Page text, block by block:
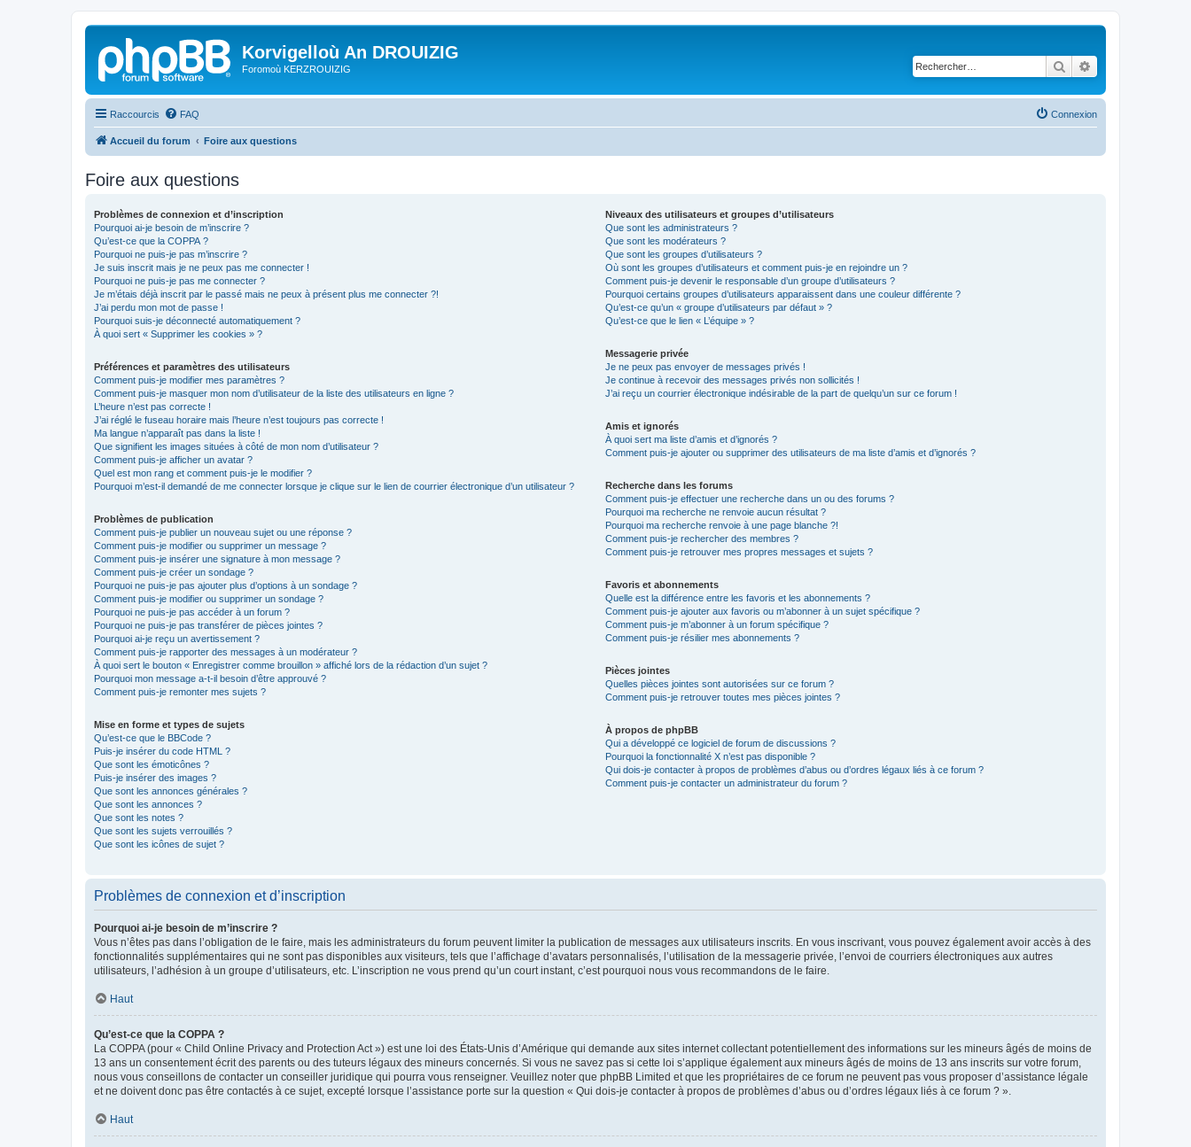
Korvigelloù An DROUIZIG
Foromoù KERZROUIZIG Rechercher
Raccourcis FAQ Connexion
Accueil du forum Foire aux questions
Foire aux questions
Problèmes de connexion et d’inscription
Pourquoi ai-je besoin de m’inscrire ?
Qu’est-ce que la COPPA ?
Pourquoi ne puis-je pas m’inscrire ?
Je suis inscrit mais je ne peux pas me connecter !
Pourquoi ne puis-je pas me connecter ?
Je m’étais déjà inscrit par le passé mais ne peux à présent plus me connecter ?!
J’ai perdu mon mot de passe !
Pourquoi suis-je déconnecté automatiquement ?
À quoi sert « Supprimer les cookies » ?
Préférences et paramètres des utilisateurs
Comment puis-je modifier mes paramètres ?
Comment puis-je masquer mon nom d’utilisateur de la liste des utilisateurs en ligne ?
L’heure n’est pas correcte !
J’ai réglé le fuseau horaire mais l’heure n’est toujours pas correcte !
Ma langue n’apparaît pas dans la liste !
Que signifient les images situées à côté de mon nom d’utilisateur ?
Comment puis-je afficher un avatar ?
Quel est mon rang et comment puis-je le modifier ?
Pourquoi m’est-il demandé de me connecter lorsque je clique sur le lien de courrier électronique d’un utilisateur ?
Problèmes de publication
Comment puis-je publier un nouveau sujet ou une réponse ?
Comment puis-je modifier ou supprimer un message ?
Comment puis-je insérer une signature à mon message ?
Comment puis-je créer un sondage ?
Pourquoi ne puis-je pas ajouter plus d’options à un sondage ?
Comment puis-je modifier ou supprimer un sondage ?
Pourquoi ne puis-je pas accéder à un forum ?
Pourquoi ne puis-je pas transférer de pièces jointes ?
Pourquoi ai-je reçu un avertissement ?
Comment puis-je rapporter des messages à un modérateur ?
À quoi sert le bouton « Enregistrer comme brouillon » affiché lors de la rédaction d’un sujet ?
Pourquoi mon message a-t-il besoin d’être approuvé ?
Comment puis-je remonter mes sujets ?
Mise en forme et types de sujets
Qu’est-ce que le BBCode ?
Puis-je insérer du code HTML ?
Que sont les émoticônes ?
Puis-je insérer des images ?
Que sont les annonces générales ?
Que sont les annonces ?
Que sont les notes ?
Que sont les sujets verrouillés ?
Que sont les icônes de sujet ?
Niveaux des utilisateurs et groupes d’utilisateurs
Que sont les administrateurs ?
Que sont les modérateurs ?
Que sont les groupes d’utilisateurs ?
Où sont les groupes d’utilisateurs et comment puis-je en rejoindre un ?
Comment puis-je devenir le responsable d’un groupe d’utilisateurs ?
Pourquoi certains groupes d’utilisateurs apparaissent dans une couleur différente ?
Qu’est-ce qu’un « groupe d’utilisateurs par défaut » ?
Qu’est-ce que le lien « L’équipe » ?
Messagerie privée
Je ne peux pas envoyer de messages privés !
Je continue à recevoir des messages privés non sollicités !
J’ai reçu un courrier électronique indésirable de la part de quelqu’un sur ce forum !
Amis et ignorés
À quoi sert ma liste d’amis et d’ignorés ?
Comment puis-je ajouter ou supprimer des utilisateurs de ma liste d’amis et d’ignorés ?
Recherche dans les forums
Comment puis-je effectuer une recherche dans un ou des forums ?
Pourquoi ma recherche ne renvoie aucun résultat ?
Pourquoi ma recherche renvoie à une page blanche ?!
Comment puis-je rechercher des membres ?
Comment puis-je retrouver mes propres messages et sujets ?
Favoris et abonnements
Quelle est la différence entre les favoris et les abonnements ?
Comment puis-je ajouter aux favoris ou m’abonner à un sujet spécifique ?
Comment puis-je m’abonner à un forum spécifique ?
Comment puis-je résilier mes abonnements ?
Pièces jointes
Quelles pièces jointes sont autorisées sur ce forum ?
Comment puis-je retrouver toutes mes pièces jointes ?
À propos de phpBB
Qui a développé ce logiciel de forum de discussions ?
Pourquoi la fonctionnalité X n’est pas disponible ?
Qui dois-je contacter à propos de problèmes d’abus ou d’ordres légaux liés à ce forum ?
Comment puis-je contacter un administrateur du forum ?
Problèmes de connexion et d’inscription
Pourquoi ai-je besoin de m’inscrire ?
Vous n’êtes pas dans l’obligation de le faire, mais les administrateurs du forum peuvent limiter la publication de messages aux utilisateurs inscrits. En vous inscrivant, vous pouvez également avoir accès à des
fonctionnalités supplémentaires qui ne sont pas disponibles aux visiteurs, tels que l’affichage d’avatars personnalisés, l’utilisation de la messagerie privée, l’envoi de courriers électroniques aux autres
utilisateurs, l’adhésion à un groupe d’utilisateurs, etc. L’inscription ne vous prend qu’un court instant, c’est pourquoi nous vous recommandons de le faire.
Haut
Qu’est-ce que la COPPA ?
La COPPA (pour « Child Online Privacy and Protection Act ») est une loi des États-Unis d’Amérique qui demande aux sites internet collectant potentiellement des informations sur les mineurs âgés de moins de
13 ans un consentement écrit des parents ou des tuteurs légaux des mineurs concernés. Si vous ne savez pas si cette loi s’applique également aux mineurs âgés de moins de 13 ans inscrits sur votre forum,
nous vous conseillons de contacter un conseiller juridique qui pourra vous renseigner. Veuillez noter que phpBB Limited et que les propriétaires de ce forum ne peuvent pas vous proposer d’assistance légale
et ne doivent donc pas être contactés à ce sujet, excepté lorsque l’assistance porte sur la question « Qui dois-je contacter à propos de problèmes d’abus ou d’ordres légaux liés à ce forum ? ».
Haut